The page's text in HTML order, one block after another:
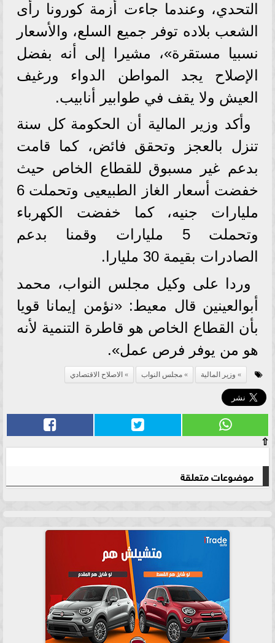
التحدي، وعندما جاءت أزمة كورونا رأى
الشعب بلاده توفر جميع السلع، والأسعار
نسبيا مستقرة»، مشيرا إلى أنه بفضل
الإصلاح يجد المواطن الدواء ورغيف
العيش ولا يقف في طوابير أنابيب.
وأكد وزير المالية أن الحكومة كل سنة
تنزل بالعجز وتحقق فائض، كما قامت
بدعم غير مسبوق للقطاع الخاص حيث
خفضت أسعار الغاز الطبيعيى وتحملت 6
مليارات جنيه، كما خفضت الكهرباء
وتحملت 5 مليارات وقمنا بدعم
الصادرات بقيمة 30 مليارا.
وردا على وكيل مجلس النواب، محمد
أبوالعينين قال معيط: «نؤمن إيمانا قويا
بأن القطاع الخاص هو قاطرة التنمية لأنه
هو من يوفر فرص عمل».
وزير المالية مجلس النواب الاصلاح الاقتصادي
⇧
موضوعات متعلقة